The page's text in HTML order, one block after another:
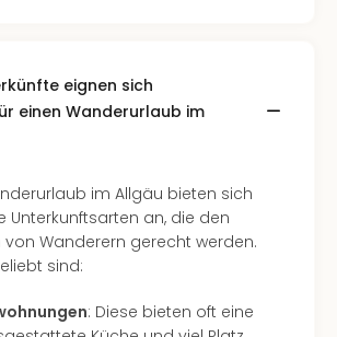
eignen sich
einen Wanderurlaub im
im Allgäu bieten sich
Unterkunftsarten an, die den
von Wanderern gerecht werden.
sind:
: Diese bieten oft eine